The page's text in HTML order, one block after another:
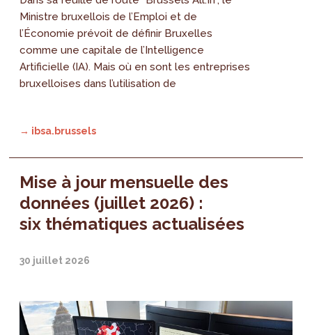
Ministre bruxellois de l’Emploi et de
l’Économie prévoit de définir Bruxelles
comme une capitale de l’Intelligence
Artificielle (IA). Mais où en sont les entreprises
bruxelloises dans l’utilisation de
→ ibsa.brussels
Mise à jour mensuelle des
données (juillet 2026) :
six thématiques actualisées
30 juillet 2026